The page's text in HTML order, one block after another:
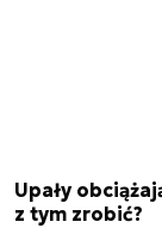
Upały
z tym zrobić?